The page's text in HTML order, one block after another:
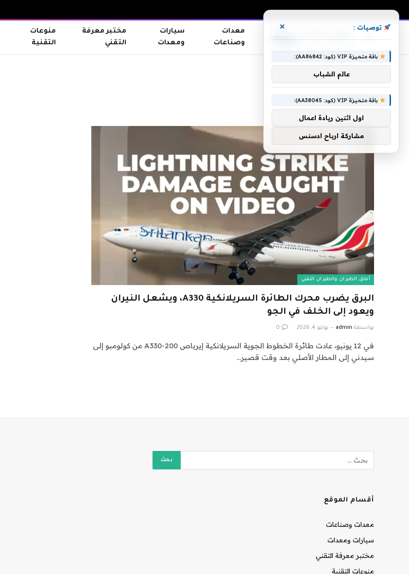
معدات
وصناعات
سيارات
ومعدات
مختبر معرفة
التقني
منوعات
التقنية
ويشعل
آفاق الطيران والطيران التقني
البرق يضرب محرك الطائرة السريلانكية A330، ويشعل النيران
ويعود إلى الخلف في الجو
بواسطة admin يوليو 4, 2026 0
في 12 يونيو، عادت طائرة الخطوط الجوية السريلانكية إيرباص A330-200 من كولومبو إلى
سيدني إلى المطار الأصلي بعد وقت قصير…
أقسام الموقع
معدات وصناعات
سيارات ومعدات
مختبر معرفة التقني
منوعات التقنية
توصيات : ×
باقة متميزة VIP (كود: AA86842):
عالم الشباب
باقة متميزة VIP (كود: AA38045):
اول اثنين ريادة اعمال
مشاركة ارباح ادسنس